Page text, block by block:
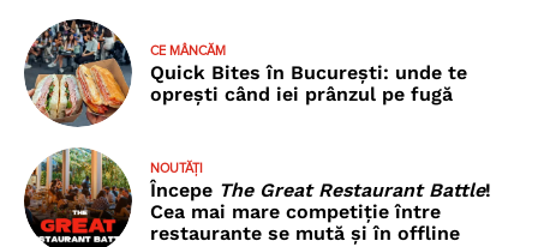
CE MÂNCĂM
Quick Bites în București: unde te
oprești când iei prânzul pe fugă
NOUTĂȚI
Începe The Great Restaurant Battle!
Cea mai mare competiție între
restaurante se mută și în offline